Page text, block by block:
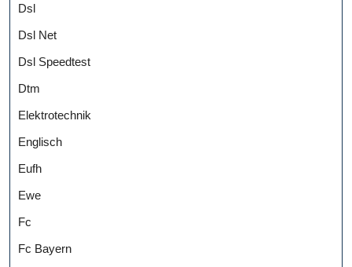
Dsl
Dsl Net
Dsl Speedtest
Dtm
Elektrotechnik
Englisch
Eufh
Ewe
Fc
Fc Bayern